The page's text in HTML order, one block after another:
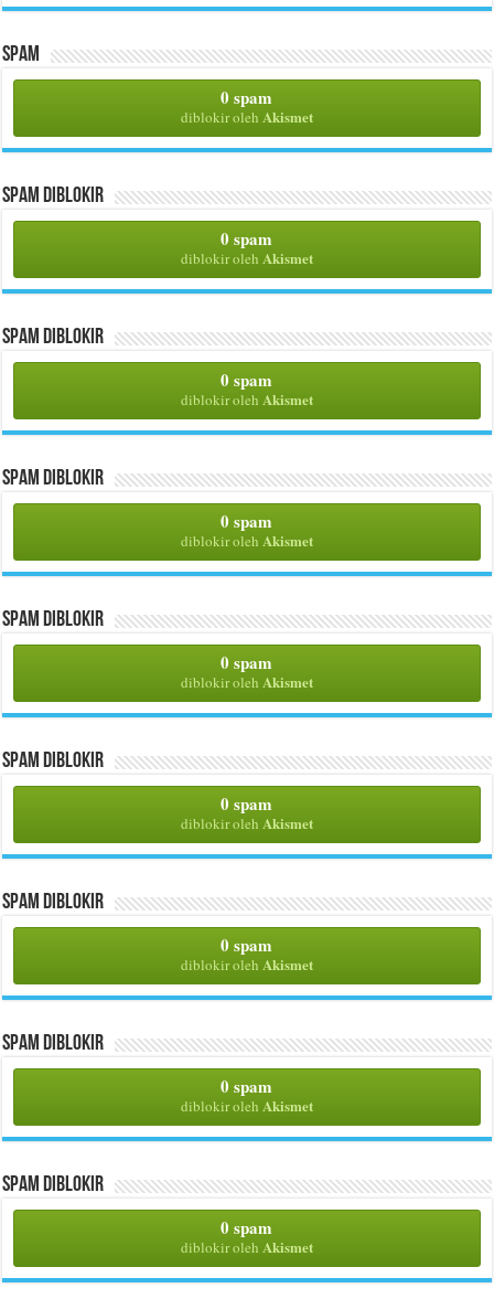
Spam
0 spam
diblokir oleh Akismet
Spam Diblokir
0 spam
diblokir oleh Akismet
Spam Diblokir
0 spam
diblokir oleh Akismet
Spam Diblokir
0 spam
diblokir oleh Akismet
Spam Diblokir
0 spam
diblokir oleh Akismet
Spam Diblokir
0 spam
diblokir oleh Akismet
Spam Diblokir
0 spam
diblokir oleh Akismet
Spam Diblokir
0 spam
diblokir oleh Akismet
Spam Diblokir
0 spam
diblokir oleh Akismet